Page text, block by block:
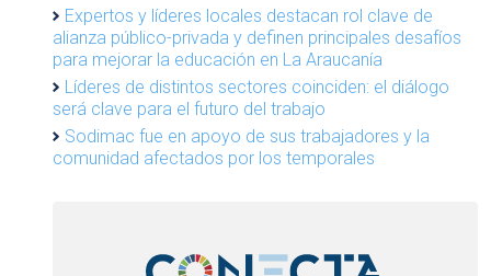
Expertos y líderes locales destacan rol clave de
alianza público-privada y definen principales desafíos
para mejorar la educación en La Araucanía
Líderes de distintos sectores coinciden: el diálogo
será clave para el futuro del trabajo
Sodimac fue en apoyo de sus trabajadores y la
comunidad afectados por los temporales